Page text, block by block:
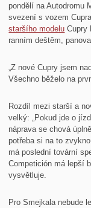
pondělí na Autodromu
svezení s vozem
staršího modelu Cupry
ranním deštěm,
„Z nové Cupry jsem
Všechno běželo na
Rozdíl mezi starší a
velký: „Pokud jde o
náprava se chová
potřeba si na to
má poslední tovární
Competición má lepší
vysvětluje.
Pro Smejkala nebude